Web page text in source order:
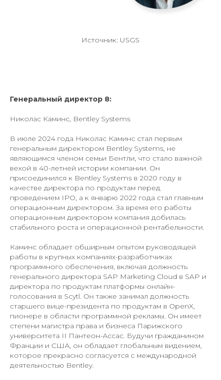
Источник: USGS
Генеральный директор 8:
Николас Каминс, Bentley Systems
В июле 2024 года Николас Каминс стал первым
генеральным директором Bentley Systems, не
являющимся членом семьи Бентли, что стало важной
вехой в 40-летней истории компании. Он
присоединился к Bentley Systems в 2020 году в
качестве директора по продуктам перед
проведением IPO, а к январю 2022 года стал главным
операционным директором. За время его работы
операционным директором компания добилась
стабильного роста и операционной рентабельности.
Каминс обладает обширным опытом руководящей
работы в крупных компаниях-разработчиках
программного обеспечения, включая должность
генерального директора SAP Marketing Cloud в SAP и
директора по продуктам платформы онлайн-
голосования в Scytl. Он также занимал должность
старшего вице-президента по продуктам в OpenX,
пионере в области программной рекламы. Он имеет
степени магистра права и бизнеса Парижского
университета II Пантеон-Ассас. Будучи гражданином
Франции и США, он обладает глобальным видением,
которое прекрасно согласуется с международной
деятельностью Bentley.